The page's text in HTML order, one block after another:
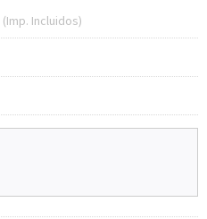
(Imp. Incluidos)